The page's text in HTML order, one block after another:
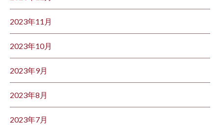
2023年11月
2023年10月
2023年9月
2023年8月
2023年7月